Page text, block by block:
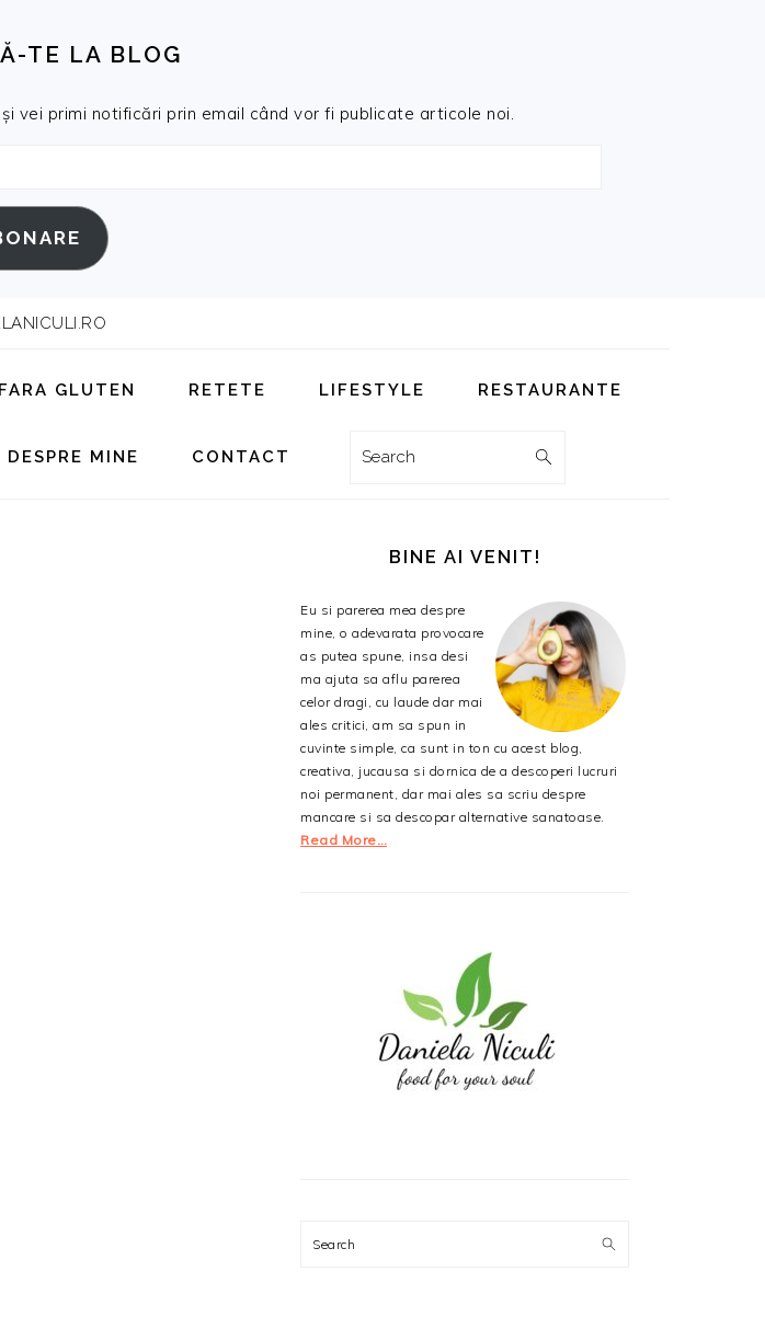
TE LA BLOG
vei primi notificări prin email când vor fi publicate articole noi.
FARA GLUTEN RETETE LIFESTYLE RESTAURANTE
DESPRE MINE CONTACT Search
PRINCIPALĂBINE AI VENIT!
Eu si parerea mea despre
mine, o adevarata provocare
as putea spune, insa desi
ma ajuta sa aflu parerea
celor dragi, cu laude dar mai
ales critici, am sa spun in
cuvinte simple, ca sunt in ton cu acest blog,
creativa, jucausa si dornica de a descoperi lucruri
noi permanent, dar mai ales sa scriu despre
mancare si sa descopar alternative sanatoase.
Read More…
Search